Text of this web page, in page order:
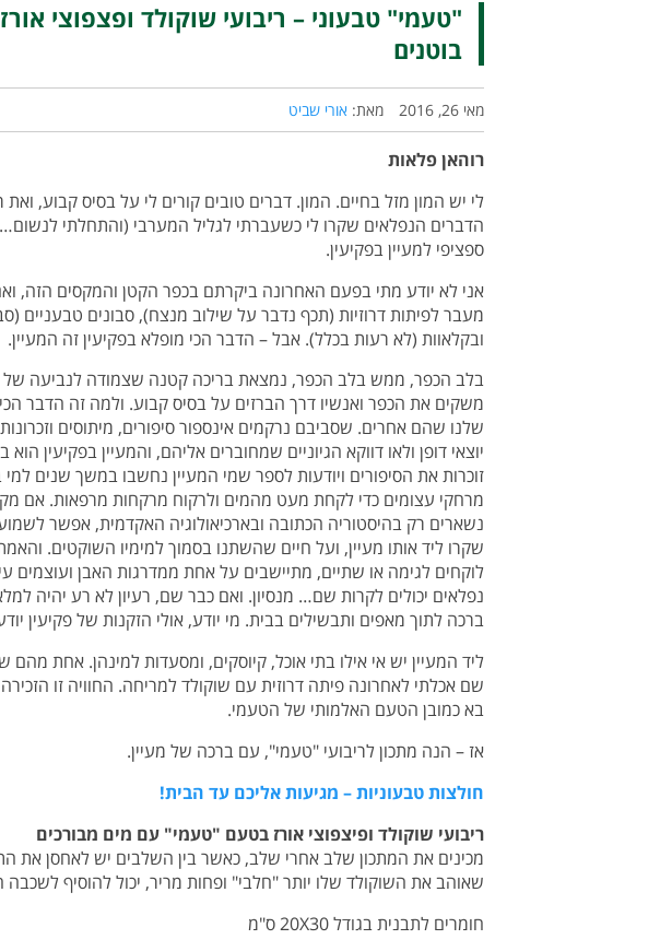
"טעמי" טבעוני – ריבועי שוקולד ופצפוצי
בוטנים
מאי 26, 2016 מאת: אורי שביט
רוהאן פלאות
לי יש המון מזל בחיים. המון. דברים טובים קורים לי על בסיס קבוע,
הדברים הנפלאים שקרו לי כשעברתי לגליל המערבי (והתחלתי
ספציפי למעיין בפקיעין.
אני לא יודע מתי בפעם האחרונה ביקרתם בכפר הקטן והמקסים הזה,
מעבר לפיתות דרוזיות (תכף נדבר על שילוב מנצח), סבונים
ובקלאוות (לא רעות בכלל). אבל – הדבר הכי מופלא בפקיעין זה המעיין.
בלב הכפר, ממש בלב הכפר, נמצאת בריכה קטנה שצמודה לנביעה של
משקים את הכפר ואנשיו דרך הברזים על בסיס קבוע. ולמה זה הדבר
שלנו שהם אחרים. שסביבם נרקמים אינספור סיפורים, מיתוסים
יוצאי דופן ולאו דווקא הגיוניים שמחוברים אליהם, והמעיין בפקיעין
זוכרות את הסיפורים ויודעות לספר שמי המעיין נחשבו במשך שנים למי
מרחקי עצומים כדי לקחת מעט מהמים ולרקוח מרקחות מרפאות. אם
נשארים רק בהיסטוריה הכתובה ובארכיאולוגיה האקדמית, אפשר
שקרו ליד אותו מעיין, ועל חיים שהשתנו בסמוך למימיו השוקטים.
לוקחים לגימה או שתיים, מתיישבים על אחת ממדרגות האבן ועוצמים
נפלאים יכולים לקרות שם… מנסיון. ואם כבר שם, רעיון לא רע יהיה
ברכה לתוך מאפים ותבשילים בבית. מי יודע, אולי הזקנות של פקיעין
ליד המעיין יש אי אילו בתי אוכל, קיוסקים, ומסעדות למינהן. אחת
שם אכלתי לאחרונה פיתה דרוזית עם שוקולד למריחה. החוויה זו
בא כמובן הטעם האלמותי של הטעמי.
אז – הנה מתכון לריבועי "טעמי", עם ברכה של מעיין.
חולצות טבעוניות – מגיעות אליכם עד הבית!
ריבועי שוקולד ופיצפוצי אורז בטעם "טעמי" עם מים מבורכים
מכינים את המתכון שלב אחרי שלב, כאשר בין השלבים יש לאחסן את
שאוהב את השוקולד שלו יותר "חלבי" ופחות מריר, יכול להוסיף לשכבה האחרונה 50 גרם
חומרים לתבנית בגודל 20X30 ס"מ